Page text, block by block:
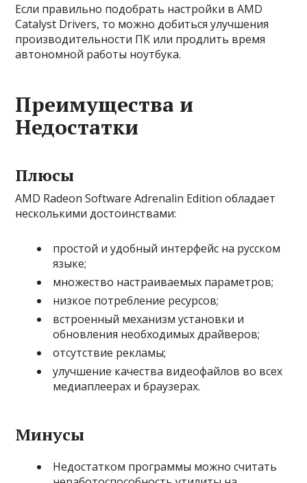
Если правильно подобрать настройки в AMD
Catalyst Drivers, то можно добиться улучшения
производительности ПК или продлить время
автономной работы ноутбука.
Преимущества и
Недостатки
Плюсы
AMD Radeon Software Adrenalin Edition обладает
несколькими достоинствами:
простой и удобный интерфейс на русском
языке;
множество настраиваемых параметров;
низкое потребление ресурсов;
встроенный механизм установки и
обновления необходимых драйверов;
отсутствие рекламы;
улучшение качества видеофайлов во всех
медиаплеерах и браузерах.
Минусы
Недостатком программы можно считать